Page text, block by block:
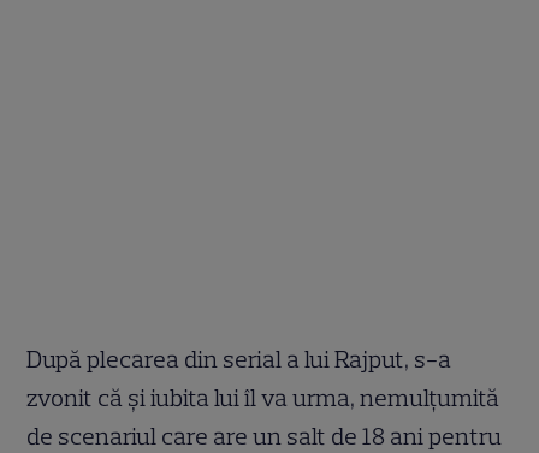
După plecarea din serial a lui Rajput, s-a
zvonit că şi iubita lui îl va urma, nemulţumită
de scenariul care are un salt de 18 ani pentru